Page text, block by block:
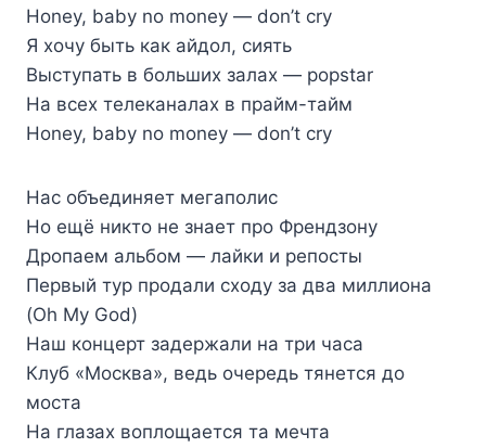
Honey, baby no money — don’t cry
Я хочу быть как айдол, сиять
Выступать в больших залах — popstar
На всех телеканалах в прайм-тайм
Honey, baby no money — don’t cry
Нас объединяет мегаполис
Но ещё никто не знает про Френдзону
Дропаем альбом — лайки и репосты
Первый тур продали сходу за два миллиона
(Oh My God)
Наш концерт задержали на три часа
Клуб «Москва», ведь очередь тянется до
моста
На глазах воплощается та мечта